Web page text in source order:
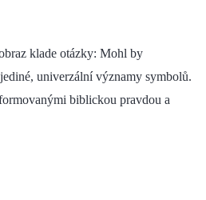
klade otázky: Mohl by
univerzální významy symbolů.
biblickou pravdou a